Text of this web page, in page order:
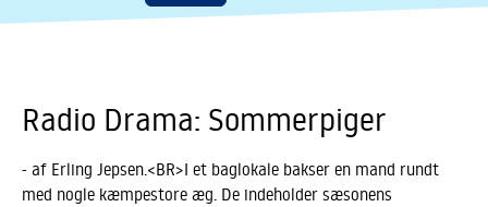
Radio Drama: Sommerpiger
- af Erling Jepsen.<BR>I et baglokale bakser en mand rundt
med nogle kæmpestore æg. De indeholder sæsonens